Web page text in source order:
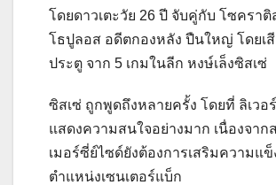
โดยดาวเตะวัย 26 ปี จับคู่กับ โซครา
โธปูลอส อดีตกองหลัง ปืนใหญ่ โดยเสี
ประตู จาก 5 เกมในลีก หงษ์เล็งซิสเซ่
ซิสเซ่ ถูกพูดถึงหลายครั้ง โดยที่ ลิเวอ
แสดงความสนใจอย่างมาก เนื่องจาก
เมอร์ซี่ย์ไซด์ยังต้องการเสริมความแข็
ตำแหน่งเซนเตอร์แบ็ก